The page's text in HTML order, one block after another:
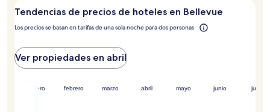
Aplican
términos
adicionales.
Tendencias de precios de hoteles en Bellevue
Los precios se basan en tarifas de una sola noche para dos personas
Ver propiedades en abril
enero febrero marzo abril mayo junio julio